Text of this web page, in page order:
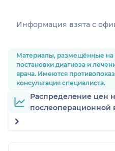
Информация взята c
Материалы, размещённые на
постановки диагноза и
врача. Имеются
консультация специалиста.
Распределение цен
послеоперационной